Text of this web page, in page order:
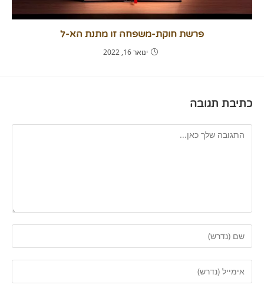
פרשת חוקת-משפחה זו מתנת הא-ל
ינואר 16, 2022
כתיבת תגובה